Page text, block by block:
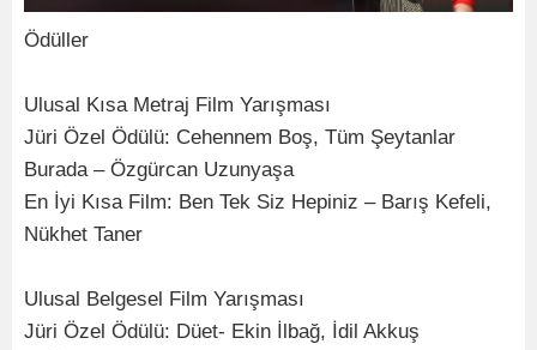
Ödüller
Ulusal Kısa Metraj Film Yarışması
Jüri Özel Ödülü: Cehennem Boş, Tüm Şeytanlar
Burada – Özgürcan Uzunyaşa
En İyi Kısa Film: Ben Tek Siz Hepiniz – Barış Kefeli,
Nükhet Taner
Ulusal Belgesel Film Yarışması
Jüri Özel Ödülü: Düet- Ekin İlbağ, İdil Akkuş